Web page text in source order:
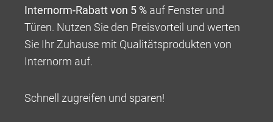
Internorm-Rabatt von 5 % auf Fenster und
Türen. Nutzen Sie den Preisvorteil und werten
Sie Ihr Zuhause mit Qualitätsprodukten von
Internorm auf.
Schnell zugreifen und sparen!